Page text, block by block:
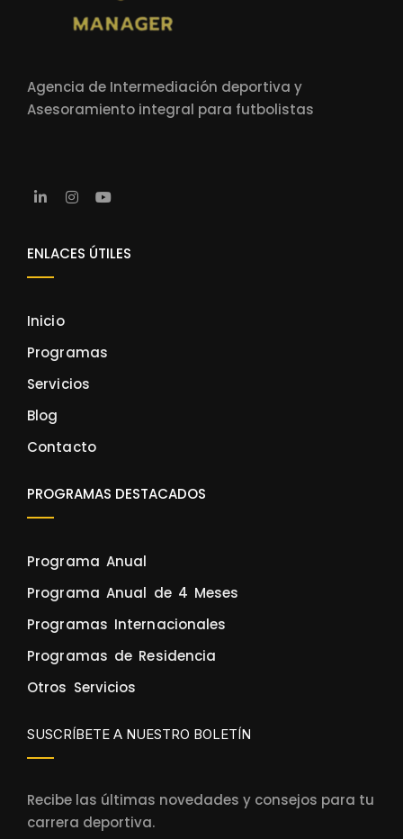
Agencia de Intermediación deportiva y
Asesoramiento integral para futbolistas
ENLACES ÚTILES
Inicio
Programas
Servicios
Blog
Contacto
PROGRAMAS DESTACADOS
Programa Anual
Programa Anual de 4 Meses
Programas Internacionales
Programas de Residencia
Otros Servicios
SUSCRÍBETE A NUESTRO BOLETÍN
Recibe las últimas novedades y consejos para tu
carrera deportiva.